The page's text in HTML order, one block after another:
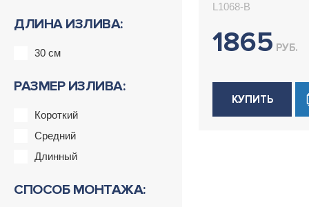
ДЛИНА ИЗЛИВА:
30 см
РАЗМЕР ИЗЛИВА:
Короткий
Средний
Длинный
СПОСОБ МОНТАЖА:
L1068-B
1865 РУБ.
КУПИТЬ